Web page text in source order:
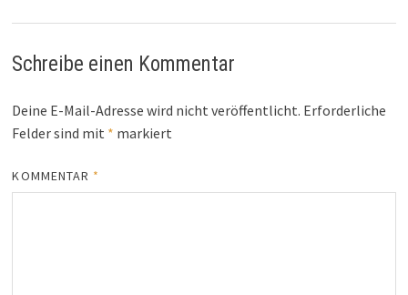
Schreibe einen Kommentar
Deine E-Mail-Adresse wird nicht veröffentlicht. Erforderliche
Felder sind mit * markiert
KOMMENTAR *